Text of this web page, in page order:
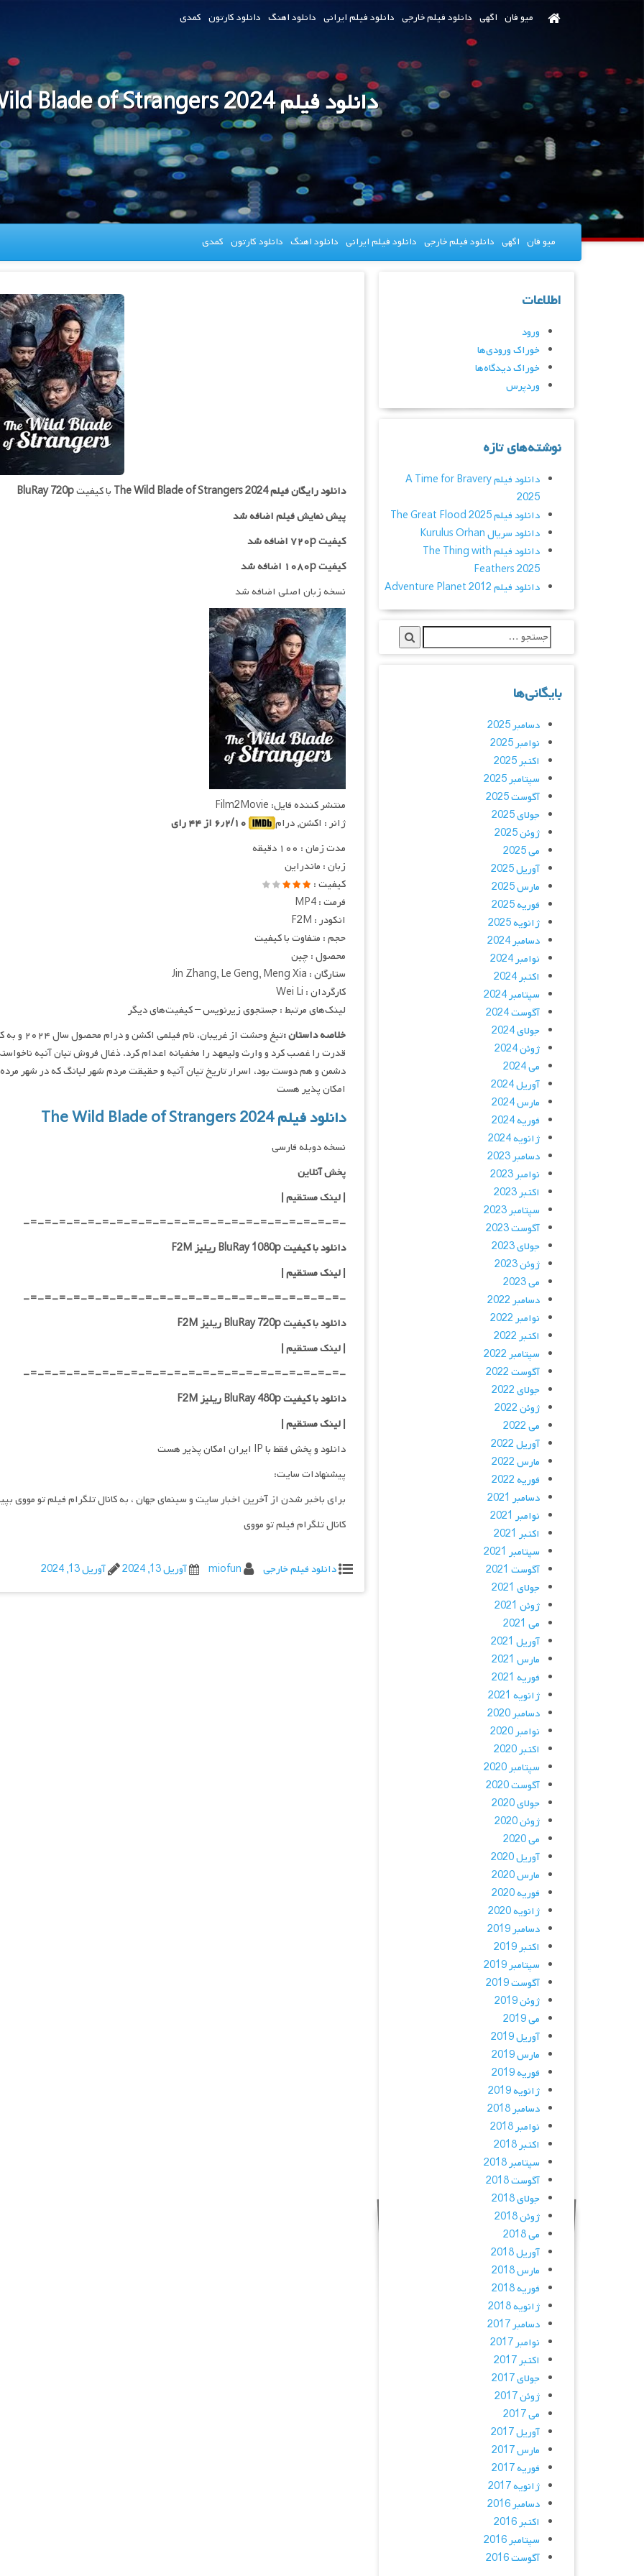
میو فان اگهی دانلود فیلم خارجی دانلود فیلم ایرانی دانلود اهنگ دانلود کارتون کمدی
دانلود فیلم The Wild Blade of Strangers 2024
میو فان اگهی دانلود فیلم خارجی دانلود فیلم ایرانی دانلود اهنگ دانلود کارتون کمدی
دانلود رایگان فیلمThe Wild Blade of Strangers 2024 با کیفیتBluRay 720p
پیش نمایش فیلم اضافه شد
کیفیت ۷۲۰p اضافه شد
کیفیت ۱۰۸۰p اضافه شد
نسخه زبان اصلی اضافه شد
منتشر کننده فایل: Film2Movie
ژانر : اکشن, درام
مدت زمان : ۱۰۰ دقیقه
زبان : ماندراین
کیفیت :
فرمت : MP4
انکودر : F2M
حجم : متفاوت با کیفیت
محصول : چین
ستارگان : Jin Zhang, Le Geng, Meng Xia
کارگردان : Wei Li
لینک‌های مرتبط : جستجوی زیرنویس – کیفیت‌های دیگر
خلاصه داستان :
تیغ وحشت
قدرت را غصب کرد و وارث ولیعهد را مخفیانه اعدام کرد. ذغال فروش تیان آنیه
امکان پذیر هست
دانلود فیلم The Wild Blade of Strangers 2024
نسخه دوبله فارسی
پخش آنلاین
| لینک مستقیم|
-=-=-=-=-=-=-=-=-=-=-=-=-=-=-=-=-=-=-=-=-=-=-
دانلود با کیفیت BluRay 1080p ریلیز F2M
|لینک مستقیم|
-=-=-=-=-=-=-=-=-=-=-=-=-=-=-=-=-=-=-=-=-=-=-
دانلود با کیفیت BluRay 720p ریلیز F2M
| لینک مستقیم|
-=-=-=-=-=-=-=-=-=-=-=-=-=-=-=-=-=-=-=-=-=-=-
دانلود با کیفیت BluRay 480p ریلیز F2M
| لینک مستقیم|
دانلود و پخش فقط با IP ایران امکان پذیر هست
پیشنهادات سایت:
برای باخبر شدن از آخرین اخبار سایت و سینمای جهان ، به کانال تلگرام فیلم تو مووی
کانال تلگرام فیلم تو مووی
دانلود فیلم خارجی miofun آوریل 13, 2024 آوریل 13, 2024
اطلاعات
ورود
خوراک ورودی‌ها
خوراک دیدگاه‌ها
وردپرس
نوشته‌های تازه
دانلود فیلم A Time for Bravery
2025
دانلود فیلم The Great Flood 2025
دانلود سریال Kurulus Orhan
دانلود فیلم The Thing with
Feathers 2025
دانلود فیلم Adventure Planet 2012
بایگانی‌ها
دسامبر 2025
نوامبر 2025
اکتبر 2025
سپتامبر 2025
آگوست 2025
جولای 2025
ژوئن 2025
می 2025
آوریل 2025
مارس 2025
فوریه 2025
ژانویه 2025
دسامبر 2024
نوامبر 2024
اکتبر 2024
سپتامبر 2024
آگوست 2024
جولای 2024
ژوئن 2024
می 2024
آوریل 2024
مارس 2024
فوریه 2024
ژانویه 2024
دسامبر 2023
نوامبر 2023
اکتبر 2023
سپتامبر 2023
آگوست 2023
جولای 2023
ژوئن 2023
می 2023
دسامبر 2022
نوامبر 2022
اکتبر 2022
سپتامبر 2022
آگوست 2022
جولای 2022
ژوئن 2022
می 2022
آوریل 2022
مارس 2022
فوریه 2022
دسامبر 2021
نوامبر 2021
اکتبر 2021
سپتامبر 2021
آگوست 2021
جولای 2021
ژوئن 2021
می 2021
آوریل 2021
مارس 2021
فوریه 2021
ژانویه 2021
دسامبر 2020
نوامبر 2020
اکتبر 2020
سپتامبر 2020
آگوست 2020
جولای 2020
ژوئن 2020
می 2020
آوریل 2020
مارس 2020
فوریه 2020
ژانویه 2020
دسامبر 2019
اکتبر 2019
سپتامبر 2019
آگوست 2019
ژوئن 2019
می 2019
آوریل 2019
مارس 2019
فوریه 2019
ژانویه 2019
دسامبر 2018
نوامبر 2018
اکتبر 2018
سپتامبر 2018
آگوست 2018
جولای 2018
ژوئن 2018
می 2018
آوریل 2018
مارس 2018
فوریه 2018
ژانویه 2018
دسامبر 2017
نوامبر 2017
اکتبر 2017
جولای 2017
ژوئن 2017
می 2017
آوریل 2017
مارس 2017
فوریه 2017
ژانویه 2017
دسامبر 2016
اکتبر 2016
سپتامبر 2016
آگوست 2016